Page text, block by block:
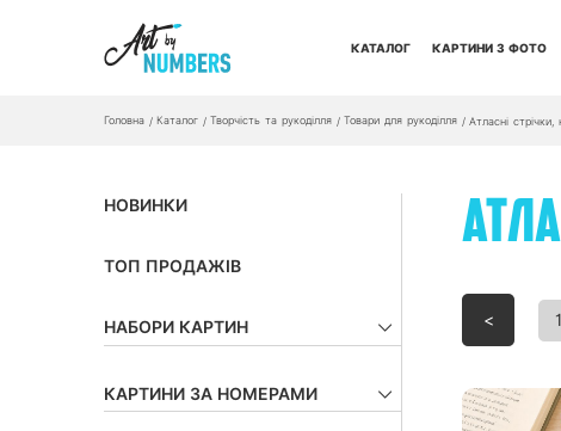
КАТАЛОГ КАРТИНИ З ФОТО
Головна / Каталог / Творчість та рукоділля / Товари для рукоділля / Атласні стрічки,
НОВИНКИ
ТОП ПРОДАЖІВ
НАБОРИ КАРТИН
КАРТИНИ ЗА НОМЕРАМИ
< 1